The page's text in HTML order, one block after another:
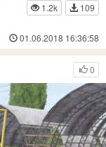
1.2k
109
01.06.2018 16:36:58
0